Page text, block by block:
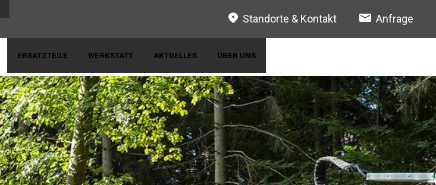
Standorte & Kontakt Anfrage
ERSATZTEILE WERKSTATT AKTUELLES ÜBER UNS